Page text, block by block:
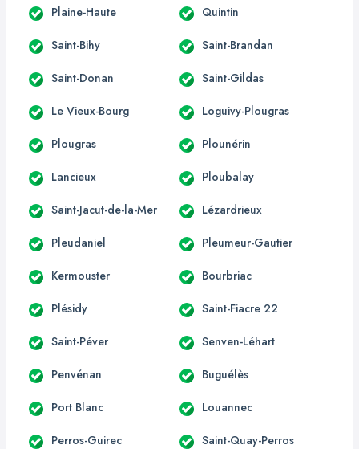
Plaine-Haute Quintin
Saint-Bihy Saint-Brandan
Saint-Donan Saint-Gildas
Le Vieux-Bourg Loguivy-Plougras
Plougras Plounérin
Lancieux Ploubalay
Saint-Jacut-de-la-Mer Lézardrieux
Pleudaniel Pleumeur-Gautier
Kermouster Bourbriac
Plésidy Saint-Fiacre 22
Saint-Péver Senven-Léhart
Penvénan Buguélès
Port Blanc Louannec
Perros-Guirec Saint-Quay-Perros